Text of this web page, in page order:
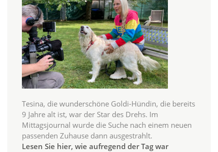
Tesina, die wunderschöne Goldi-Hündin, die bereits
9 Jahre alt ist, war der Star des Drehs. Im
Mittagsjournal wurde die Suche nach einem neuen
passenden Zuhause dann ausgestrahlt.
Lesen Sie hier, wie aufregend der Tag war